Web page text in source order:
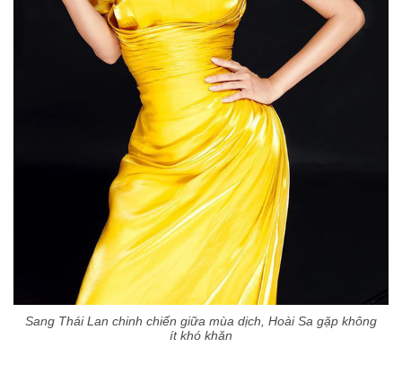
Sang Thái Lan chinh chiến giữa mùa dịch, Hoài Sa gặp không
ít khó khăn